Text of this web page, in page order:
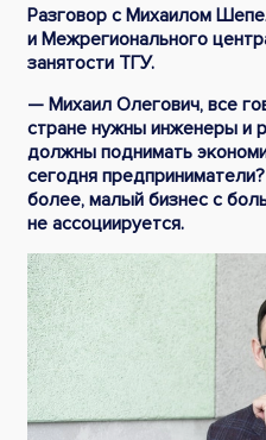
Разговор с Михаилом
и Межрегионального
занятости ТГУ.
— Михаил Олегович, все
стране нужны инженеры и
должны поднимать
сегодня
более, малый бизнес с
не ассоциируется.